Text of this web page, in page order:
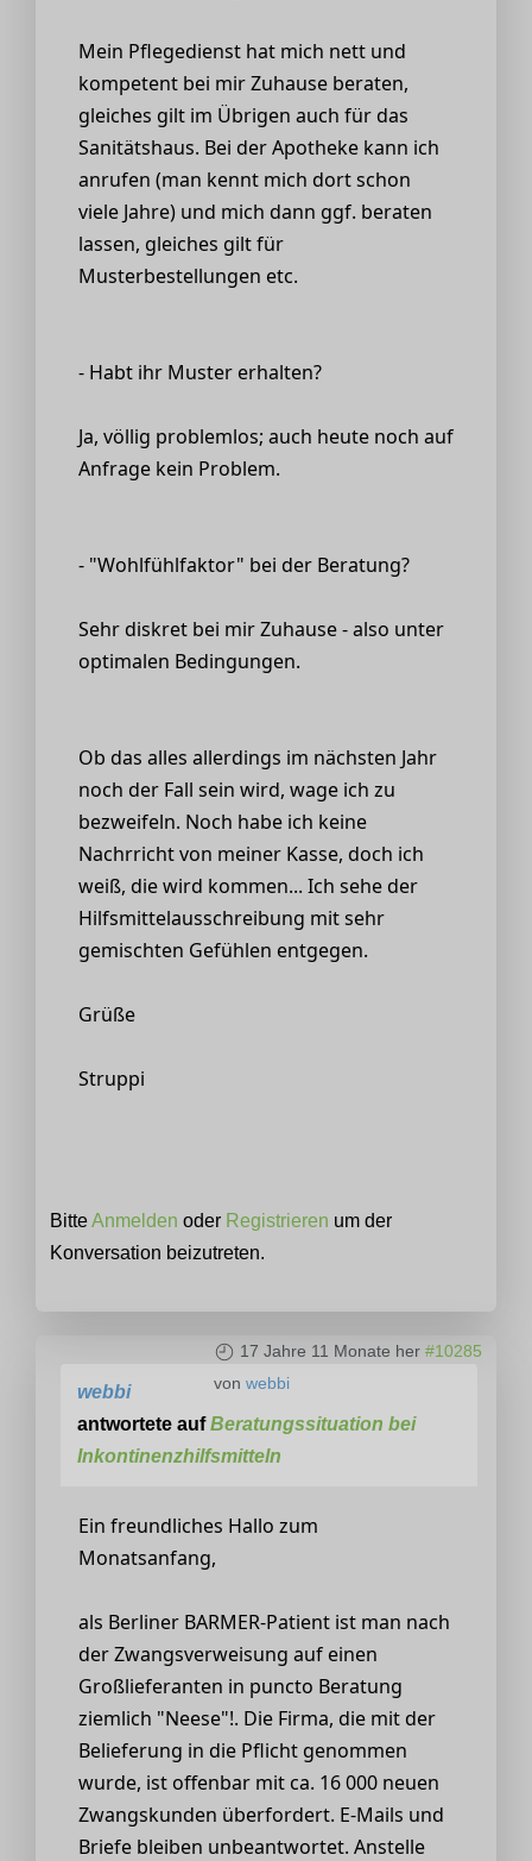
Mein Pflegedienst hat mich nett und
kompetent bei mir Zuhause beraten,
gleiches gilt im Übrigen auch für das
Sanitätshaus. Bei der Apotheke kann ich
anrufen (man kennt mich dort schon
viele Jahre) und mich dann ggf. beraten
lassen, gleiches gilt für
Musterbestellungen etc.
- Habt ihr Muster erhalten?
Ja, völlig problemlos; auch heute noch auf
Anfrage kein Problem.
- "Wohlfühlfaktor" bei der Beratung?
Sehr diskret bei mir Zuhause - also unter
optimalen Bedingungen.
Ob das alles allerdings im nächsten Jahr
noch der Fall sein wird, wage ich zu
bezweifeln. Noch habe ich keine
Nachrricht von meiner Kasse, doch ich
weiß, die wird kommen... Ich sehe der
Hilfsmittelausschreibung mit sehr
gemischten Gefühlen entgegen.
Grüße
Struppi
BitteAnmelden oder Registrieren um der
Konversation beizutreten.
17 Jahre 11 Monate her #10285
von webbi
webbi
antwortete aufBeratungssituation bei
Inkontinenzhilfsmitteln
Ein freundliches Hallo zum
Monatsanfang,
als Berliner BARMER-Patient ist man nach
der Zwangsverweisung auf einen
Großlieferanten in puncto Beratung
ziemlich "Neese"!. Die Firma, die mit der
Belieferung in die Pflicht genommen
wurde, ist offenbar mit ca. 16 000 neuen
Zwangskunden überfordert. E-Mails und
Briefe bleiben unbeantwortet. Anstelle